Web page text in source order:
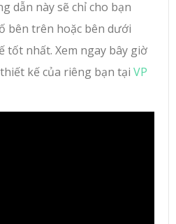
dẫn này sẽ chỉ cho bạn
bên trên hoặc bên dưới
tốt nhất.Xem ngay bây giờ
kế của riêng bạn tạiVP